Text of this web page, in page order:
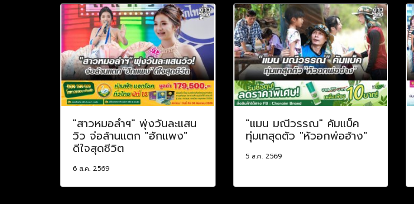
"สาวหมอลำฯ" พุ่งวันละแสน
วิว จ่อล้านแตก "ฮักแพง"
ดีใจสุดชีวิต
6 ส.ค. 2569
"แมน มณีวรรณ" คัมแบ็ค
ทุ่มเทสุดตัว "หัวอกพ่อฮ้าง"
5 ส.ค. 2569